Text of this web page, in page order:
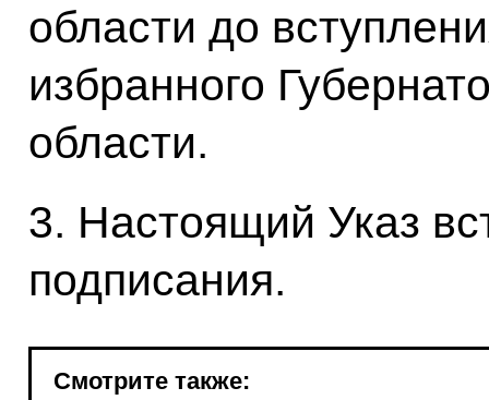
области до
избранного
области.
3. Настоящий Указ
подписания.
Смотрите также: